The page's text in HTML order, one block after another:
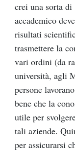
crei una sorta
accademico
risultati
trasmettere la
vari ordini (da
università, agli
persone
bene che la
utile per
tali aziende.
per assicurarsi